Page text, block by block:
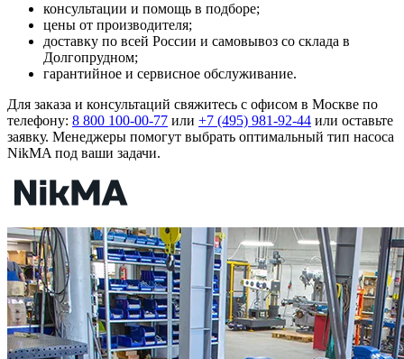
консультации и помощь в подборе;
цены от производителя;
доставку по всей России и самовывоз со склада в
Долгопрудном;
гарантийное и сервисное обслуживание.
Для заказа и консультаций свяжитесь с офисом в Москве по
телефону: 8 800 100-00-77 или +7 (495) 981-92-44 или оставьте
заявку. Менеджеры помогут выбрать оптимальный тип насоса
NikMA под ваши задачи.